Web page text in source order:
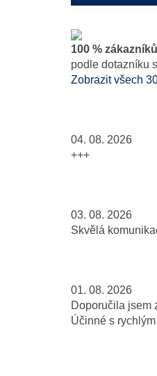
100 %
podle dotazníku
Zobrazit všech
04. 08. 2026
+++
03. 08. 2026
Skvělá
01. 08. 2026
Doporučila jsem
Účinné s